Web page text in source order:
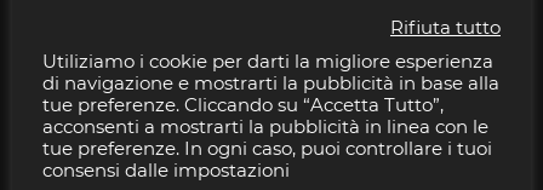
DISCOTECHE RICCIONE
Baia Imperiale
Cocoricò
Pascia
Rifiuta tutto
Utiliziamo i cookie per darti la migliore esperienza
di navigazione e mostrarti la pubblicità in base alla
tue preferenze. Cliccando su “Accetta Tutto”,
acconsenti a mostrarti la pubblicità in linea con le
tue preferenze. In ogni caso, puoi controllare i tuoi
consensi dalle impostazioni